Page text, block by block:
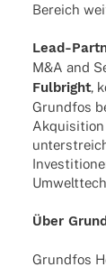
Bereich
Lead-
M&A and
Fulbright,
Grund­fos
Akqui­si­tion
Über
Grund­fos